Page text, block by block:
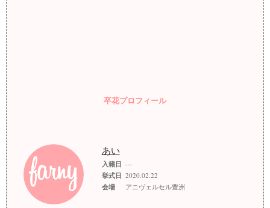
卒花プロフィール
あい
入籍日 ---
挙式日 2020.02.22
会場 アニヴェルセル豊洲